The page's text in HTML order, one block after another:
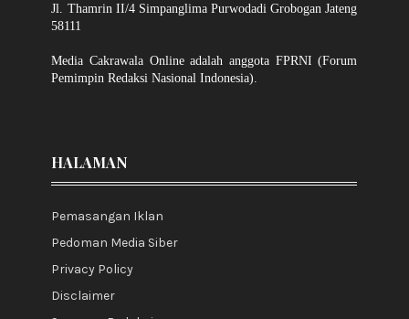
Jl. Thamrin II/4 Simpanglima Purwodadi Grobogan Jateng
58111
Media Cakrawala Online adalah anggota FPRNI (Forum
Pemimpin Redaksi Nasional Indonesia).
HALAMAN
Pemasangan Iklan
Pedoman Media Siber
Privacy Policy
Disclaimer